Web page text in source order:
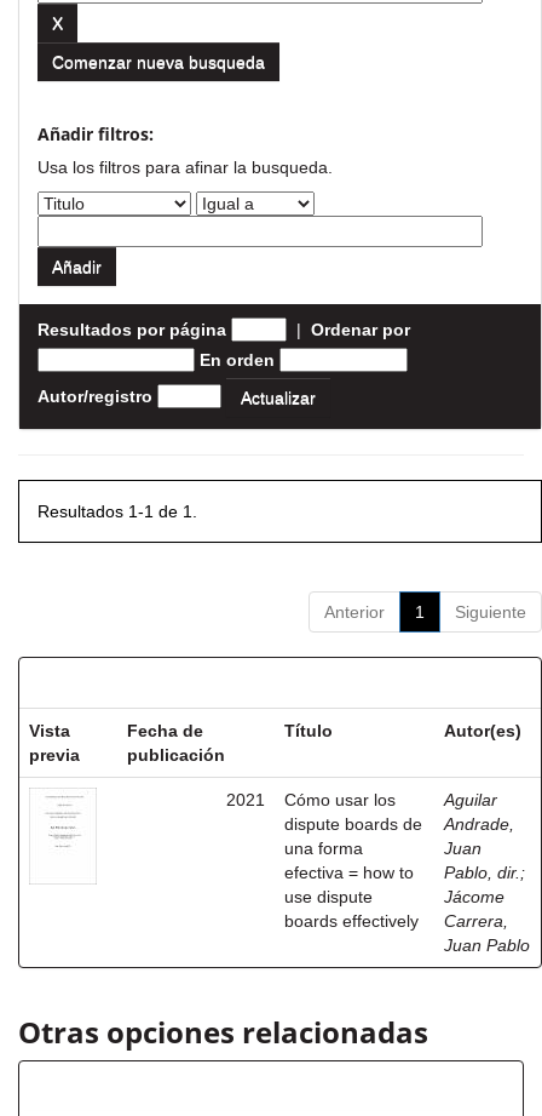
Comenzar nueva busqueda
Añadir filtros:
Usa los filtros para afinar la busqueda.
Resultados por página | Ordenar por
En orden
Autor/registro
Resultados 1-1 de 1.
Anterior 1 Siguiente
Vista
previa
Fecha de
publicación
Título Autor(es)
2021
Cómo usar los
dispute boards de
una forma
efectiva = how to
use dispute
boards effectively
Aguilar
Andrade,
Juan
Pablo, dir. ;
Jácome
Carrera,
Juan Pablo
Otras opciones relacionadas